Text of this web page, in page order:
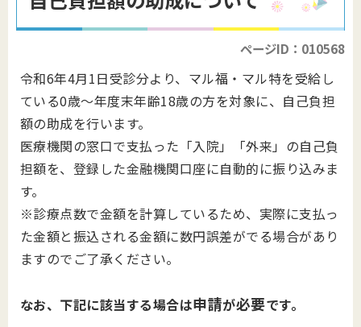
ページID：010568
令和6年4月1日受診分より、マル福・マル特を受給し
ている0歳～年度末年齢18歳の方を対象に、自己負担
額の助成を行います。
医療機関の窓口で支払った「入院」「外来」の自己負
担額を、登録した金融機関口座に自動的に振り込みま
す。
※診療点数で金額を計算しているため、実際に支払っ
た金額と振込される金額に数円誤差がでる場合があり
ますのでご了承ください。
なお、下記に該当する場合は申請が必要です。